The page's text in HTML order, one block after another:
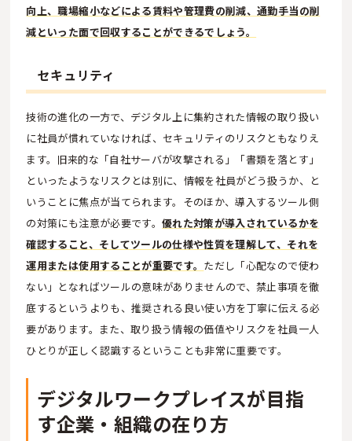
向上、職場縮小などによる賃料や管理費の削減、通勤手当の削
減といった面で回収することができるでしょう。
セキュリティ
技術の進化の一方で、デジタル上に集約された情報の取り扱い
に社員が慣れていなければ、セキュリティのリスクともなりえ
ます。旧来的な「自社サーバが攻撃される」「書類を落とす」
といったようなリスクとは別に、情報を社員がどう扱うか、と
いうことに焦点が当てられます。そのほか、導入するツール側
の対策にも注意が必要です。 優れた対策が導入されているかを
確認すること、そしてツールの仕様や性質を理解して、それを
運用または使用することが重要です。 ただし「心配なので使わ
ない」となればツールの意味がありませんので、禁止事項を徹
底するというよりも、推奨される良い使い方を丁寧に伝える必
要があります。また、取り扱う情報の価値やリスクを社員一人
ひとりが正しく認識するということも非常に重要です。
デジタルワークプレイスが目指
す企業・組織の在り方